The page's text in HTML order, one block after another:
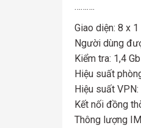
……….
Giao diện: 8 x 1
Người dùng
Kiểm tra: 1,4
Hiệu suất
Hiệu suất
Kết nối đồng
Thông lượng